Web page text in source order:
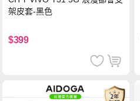
架皮套-黑色
$399